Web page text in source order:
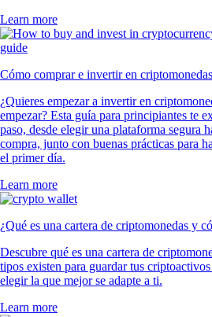
Learn more
Cómo comprar e invertir en
¿Quieres empezar a invertir en
empezar? Esta guía para principiantes te
paso, desde elegir una plataforma segura
compra, junto con buenas prácticas para
el primer día.
Learn more
¿Qué es una cartera de criptomonedas y
Descubre qué es una cartera de
tipos existen para guardar tus
elegir la que mejor se adapte a ti.
Learn more